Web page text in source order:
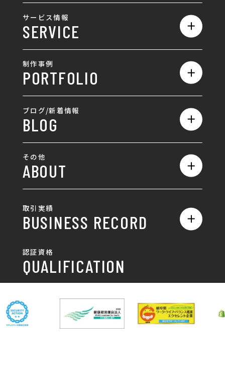
会社概要
採用情報
サービス情報
SERVICE
サービス一覧
ホームページ制作
採用サイト制作
SEO対策
AIO対策
ロゴ製作・ロゴデザイン
名刺制作・名刺デザイン
パンフレット制作・デザイン
パッケージ制作・デザイン
各種デザイン制作
制作事例
PORTFOLIO
ホームページ
ロゴ
名刺/カード
チラシ/パンフレット
ポスター
動画/写真
封筒
看板・サイン
アパレル
ブログ/新着情報
BLOG
お知らせ
採用情報
その他
ABOUT
お客様の声
SDGsへの取り組み
DXへの取り組み
CSR活動
取引実績
BUSINESS RECORD
務所
中部電力パワーグリッ
ド株式会社 岐阜支社
ネットワーク大学コン
ソーシアム岐阜
組合
岐阜県自動車車体整備
瑞穂市商工会
株式会社 絆
認証資格
QUALIFICATION